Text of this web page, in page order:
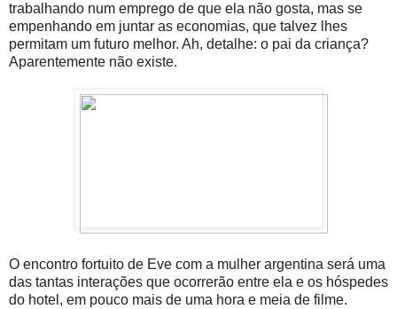
trabalhando num emprego de que ela não gosta, mas se
empenhando em juntar as economias, que talvez lhes
permitam um futuro melhor. Ah, detalhe: o pai da criança?
Aparentemente não existe.
O encontro fortuito de Eve com a mulher argentina será uma
das tantas interações que ocorrerão entre ela e os hóspedes
do hotel, em pouco mais de uma hora e meia de filme.